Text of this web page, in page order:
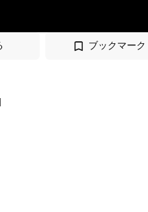
ブックマーク